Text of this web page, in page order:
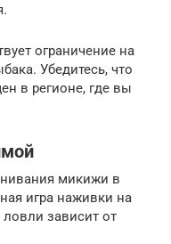
ограничение на
Убедитесь, что
в регионе, где вы
микижи в
игра наживки на
ловли зависит от